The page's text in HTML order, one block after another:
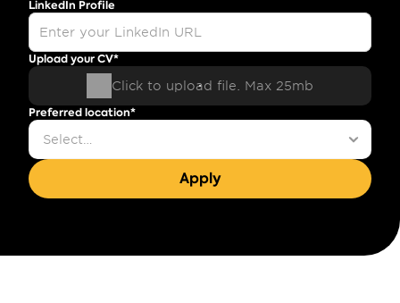
LinkedIn Profile
Upload your CV*
Click to upload file. Max 25mb
Preferred location*
Apply